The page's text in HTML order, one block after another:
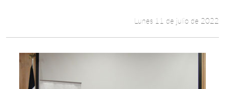
Lunes 11 de julio de 2022